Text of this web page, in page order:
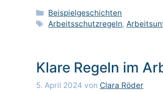
Kategorien
Beispielgeschichten
Schlagwörter
Arbeitsschutzregeln,
Klare Regeln im
5. April 2024 von Clara Röder